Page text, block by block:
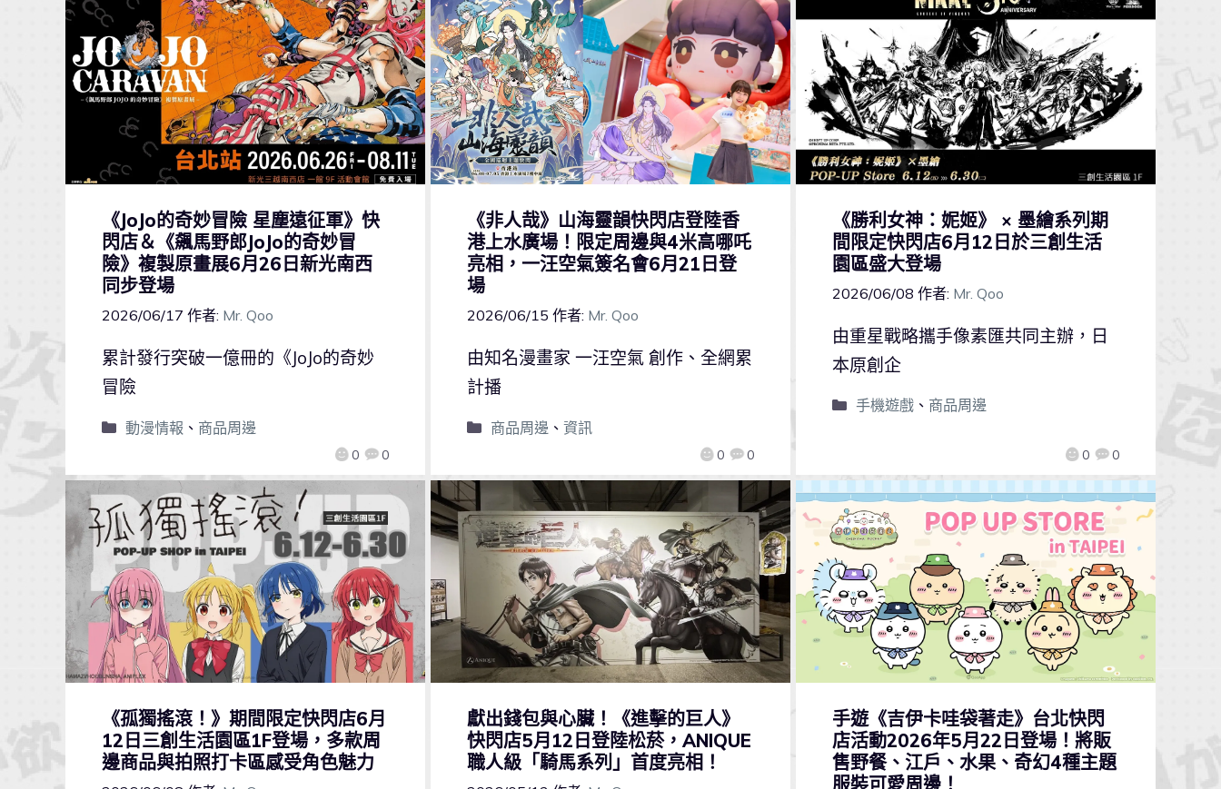
《JoJo的奇妙冒險 星塵遠征軍》快
閃店＆《飆馬野郎JoJo的奇妙冒
險》複製原畫展6月26日新光南西
同步登場
2026/06/17 作者: Mr. Qoo
0 0
累計發行突破一億冊的《JoJo的奇妙
冒險
動漫情報 、 商品周邊
《非人哉》山海靈韻快閃店登陸香
港上水廣場！限定周邊與4米高哪吒
亮相，一汪空氣簽名會6月21日登
場
2026/06/15 作者: Mr. Qoo
0 0
由知名漫畫家 一汪空氣 創作、全網累
計播
商品周邊 、 資訊
《勝利女神：妮姬》 × 墨繪系列期
間限定快閃店6月12日於三創生活
園區盛大登場
2026/06/08 作者: Mr. Qoo
0 0
由重星戰略攜手像素匯共同主辦，日
本原創企
手機遊戲、 商品周邊
《孤獨搖滾！》期間限定快閃店6月
12日三創生活園區1F登場，多款周
邊商品與拍照打卡區感受角色魅力
獻出錢包與心臟！《進擊的巨人》
快閃店5月12日登陸松菸，ANIQUE
職人級「騎馬系列」首度亮相！
手遊《吉伊卡哇袋著走》台北快閃
店活動2026年5月22日登場！將販
售野餐、江戶、水果、奇幻4種主題
服裝可愛周邊！